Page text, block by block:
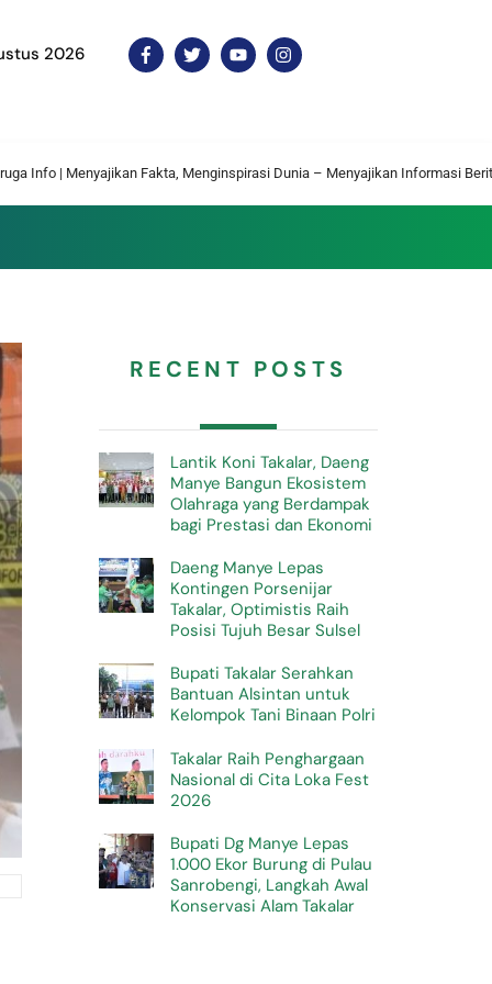
2026
Icon
Icon
Icon
Icon
Fakta, Menginspirasi Dunia – Menyajikan Informasi Berita Terkini Setiap
RECENT POSTS
Lantik Koni Takalar, Daeng
Manye Bangun Ekosistem
Olahraga yang Berdampak
bagi Prestasi dan Ekonomi
Daeng Manye Lepas
Kontingen Porsenijar
Takalar, Optimistis Raih
Posisi Tujuh Besar Sulsel
Bupati Takalar Serahkan
Bantuan Alsintan untuk
Kelompok Tani Binaan Polri
Takalar Raih Penghargaan
Nasional di Cita Loka Fest
2026
Bupati Dg Manye Lepas
1.000 Ekor Burung di Pulau
Sanrobengi, Langkah Awal
Konservasi Alam Takalar